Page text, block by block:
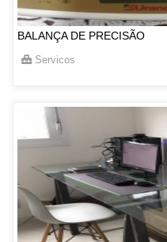
BALANÇA DE PRECISÃO
Servicos